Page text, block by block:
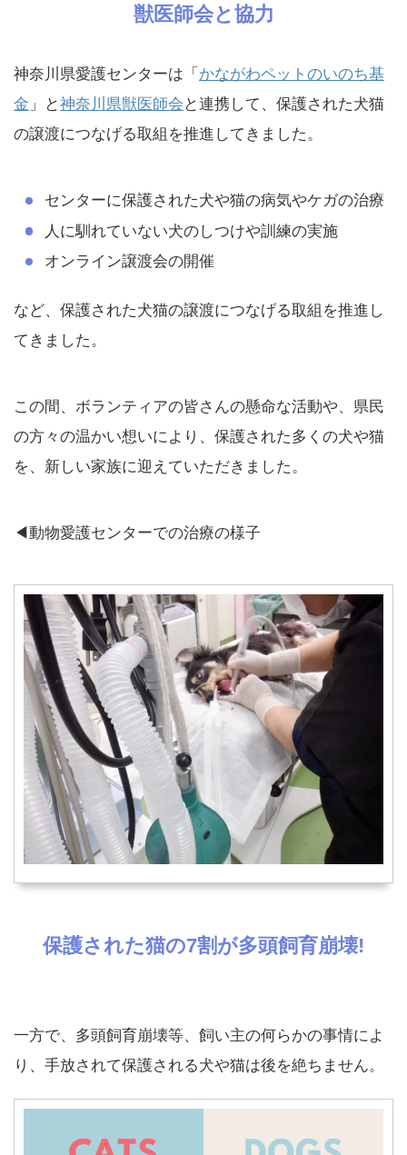
獣医師会と協力
神奈川県愛護センターは「 かながわペットのいのち基
金 」と神奈川県獣医師会 と連携して、保護された犬猫
の譲渡につなげる取組を推進してきました。
センターに保護された犬や猫の病気やケガの治療
人に馴れていない犬のしつけや訓練の実施
オンライン譲渡会の開催
など、保護された犬猫の譲渡につなげる取組を推進し
てきました。
この間、ボランティアの皆さんの懸命な活動や、県民
の方々の温かい想いにより、保護された多くの犬や猫
を、新しい家族に迎えていただきました。
◀動物愛護センターでの治療の様子
保護された猫の7割が多頭飼育崩壊!
一方で、多頭飼育崩壊等、飼い主の何らかの事情によ
り、手放されて保護される犬や猫は後を絶ちません。